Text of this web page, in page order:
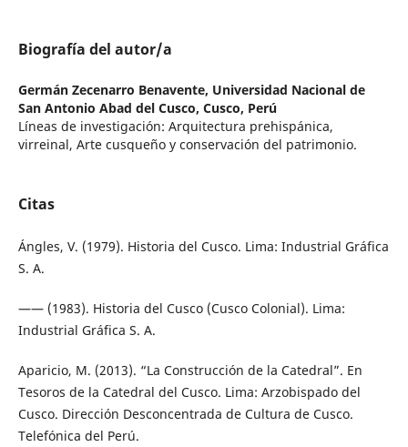
Biografía del autor/a
Germán Zecenarro Benavente, Universidad Nacional de
San Antonio Abad del Cusco, Cusco, Perú
Líneas de investigación: Arquitectura prehispánica,
virreinal, Arte cusqueño y conservación del patrimonio.
Citas
Ángles, V. (1979). Historia del Cusco. Lima: Industrial Gráfica
S. A.
—— (1983). Historia del Cusco (Cusco Colonial). Lima:
Industrial Gráfica S. A.
Aparicio, M. (2013). “La Construcción de la Catedral”. En
Tesoros de la Catedral del Cusco. Lima: Arzobispado del
Cusco. Dirección Desconcentrada de Cultura de Cusco.
Telefónica del Perú.